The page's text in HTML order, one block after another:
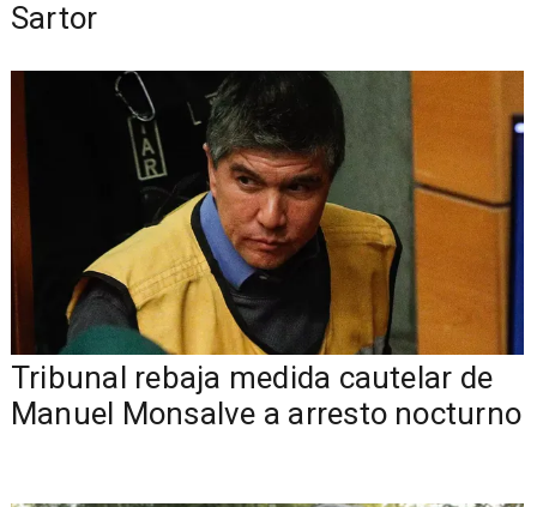
Sartor
Tribunal rebaja medida cautelar de
Manuel Monsalve a arresto nocturno